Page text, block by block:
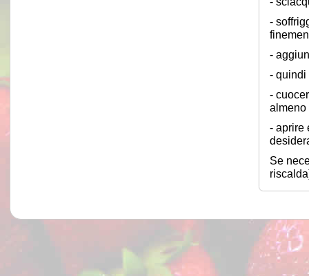
-
-
- quindi
-
almeno
- aprire
Se